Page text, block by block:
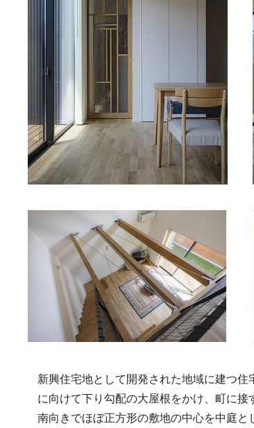
新興住宅地として開発された地域に建つ
に向けて下り勾配の大屋根をかけ、町に接
南向きでほぼ正方形の敷地の中心を中庭